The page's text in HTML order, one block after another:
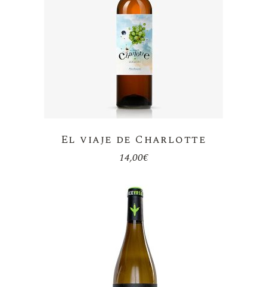
El viaje de Charlotte
14,00€